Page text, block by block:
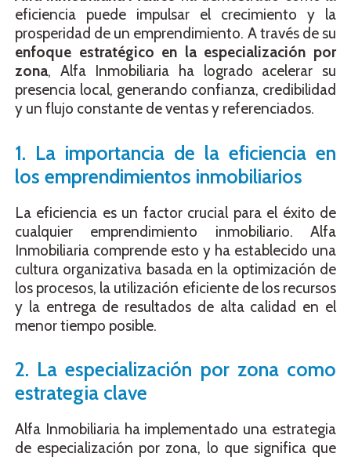
eficiencia puede impulsar el crecimiento y la
prosperidad de un emprendimiento. A través de su
enfoque estratégico en la especialización por
zona, Alfa Inmobiliaria ha logrado acelerar su
presencia local, generando confianza, credibilidad
y un flujo constante de ventas y referenciados.
1. La importancia de la eficiencia en
los emprendimientos inmobiliarios
La eficiencia es un factor crucial para el éxito de
cualquier emprendimiento inmobiliario. Alfa
Inmobiliaria comprende esto y ha establecido una
cultura organizativa basada en la optimización de
los procesos, la utilización eficiente de los recursos
y la entrega de resultados de alta calidad en el
menor tiempo posible.
2. La especialización por zona como
estrategia clave
Alfa Inmobiliaria ha implementado una estrategia
de especialización por zona, lo que significa que